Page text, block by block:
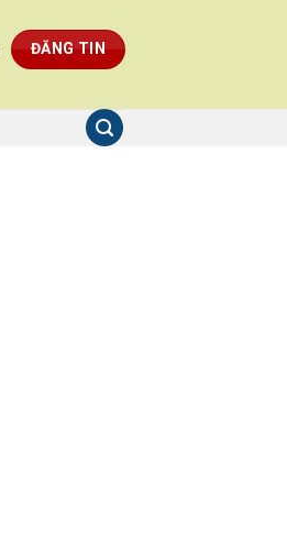
ĐĂNG TIN